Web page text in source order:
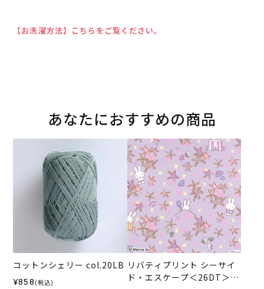
【お洗濯方法】こちらをご覧ください。
あなたにおすすめの商品
コットンシェリー col.20LB
¥858 (税込)
リバティプリント シーサイ
ド・エスケープ＜26DT＞生